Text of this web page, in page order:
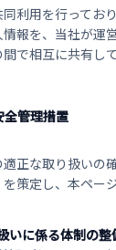
利用を行ってお
報を、当社が運
で相互に共有し
全管理措置
正な取り扱いの
を策定し、本ペー
いに係る体制の整